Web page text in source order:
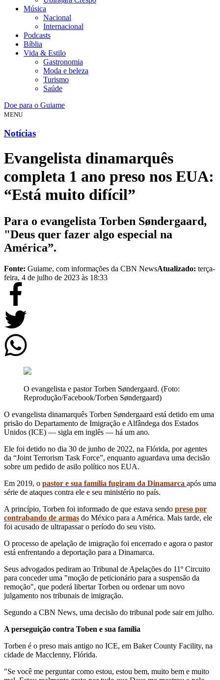
Música
Nacional
Internacional
Podcasts
Bíblia
Vida & Estilo
Gastronomia
Moda e beleza
Turismo
Saúde
Doe para o Guiame
MENU
Notícias
Evangelista dinamarquês
completa 1 ano preso nos EUA:
“Está muito difícil”
Para o evangelista Torben Søndergaard,
"Deus quer fazer algo especial na
América”.
Fonte: Guiame, com informações da CBN NewsAtualizado: terça-
feira, 4 de julho de 2023 às 18:33
O evangelista e pastor Torben Søndergaard. (Foto:
Reprodução/Facebook/Torben Søndergaard)
O evangelista dinamarquês Torben Søndergaard está detido em uma
prisão do Departamento de Imigração e Alfândega dos Estados
Unidos (ICE) — sigla em inglês — há um ano.
Ele foi detido no dia 30 de junho de 2022, na Flórida, por agentes
da “Joint Terrorism Task Force”, enquanto aguardava uma decisão
sobre um pedido de asilo político nos EUA.
Em 2019, o pastor e sua família fugiram da Dinamarca após uma
série de ataques contra ele e seu ministério no país.
A princípio, Torben foi informado de que estava sendo preso por
contrabando de armas do México para a América. Mais tarde, ele
foi acusado de ultrapassar o período do seu visto.
O processo de apelação de imigração foi encerrado e agora o pastor
está enfrentando a deportação para a Dinamarca.
Seus advogados pediram ao Tribunal de Apelações do 11º Circuito
para conceder uma "moção de peticionário para a suspensão da
remoção", que poderá libertar Torben ou ordenar um novo
julgamento nos tribunais de imigração.
Segundo a CBN News, uma decisão do tribunal pode sair em julho.
A perseguição contra Toben e sua família
Torben é o preso mais antigo no ICE, em Baker County Facility, na
cidade de Macclenny, Flórida.
"Se você me perguntar como estou, estou bem, muito bem e muito